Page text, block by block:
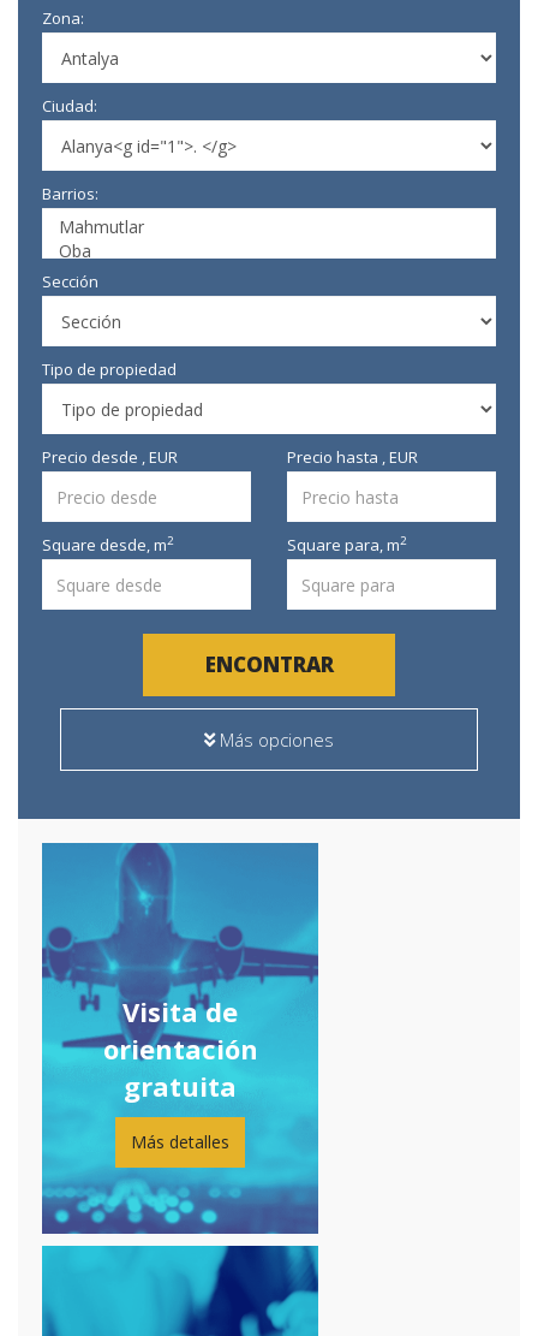
Zona:
Ciudad:
Barrios:
Sección
Tipo de propiedad
Precio desde , EUR Precio hasta , EUR
Square desde,m2 Square para,m2
ENCONTRAR
Más opciones
Visita de
orientación
gratuita
Más detalles